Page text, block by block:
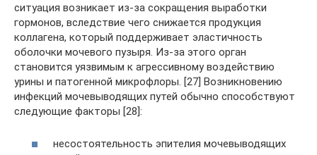
ситуация возникает из-за сокращения выработки
гормонов, вследствие чего снижается продукция
коллагена, который поддерживает эластичность
оболочки мочевого пузыря. Из-за этого орган
становится уязвимым к агрессивному воздействию
урины и патогенной микрофлоры. [27] Возникновению
инфекций мочевыводящих путей обычно способствуют
следующие факторы [28]:
несостоятельность эпителия мочевыводящих